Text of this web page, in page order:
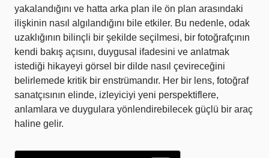
yakalandığını ve hatta arka plan ile ön plan arasındaki
ilişkinin nasıl algılandığını bile etkiler. Bu nedenle, odak
uzaklığının bilinçli bir şekilde seçilmesi, bir fotoğrafçının
kendi bakış açısını, duygusal ifadesini ve anlatmak
istediği hikayeyi görsel bir dilde nasıl çevireceğini
belirlemede kritik bir enstrümandır. Her bir lens, fotoğraf
sanatçısının elinde, izleyiciyi yeni perspektiflere,
anlamlara ve duygulara yönlendirebilecek güçlü bir araç
haline gelir.